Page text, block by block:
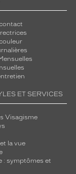
ET SERVICES
Visagisme
la vue
: symptômes et